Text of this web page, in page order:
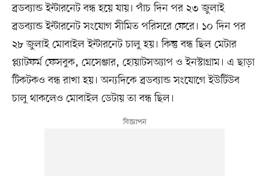
ব্রডব্যান্ড ইন্টারনেট বন্ধ হয়ে যায়। পাঁচ দিন পর ২৩ জুলাই
ব্রডব্যান্ড ইন্টারনেট সংযোগ সীমিত পরিসরে ফেরে। ১০ দিন পর
২৮ জুলাই মোবাইল ইন্টারনেট চালু হয়। কিন্তু বন্ধ ছিল মেটার
প্ল্যাটফর্ম ফেসবুক, মেসেঞ্জার, হোয়াটসঅ্যাপ ও ইনস্টাগ্রাম। এ ছাড়া
টিকটকও বন্ধ রাখা হয়। অন্যদিকে ব্রডব্যান্ড সংযোগে ইউটিউব
চালু থাকলেও মোবাইল ডেটায় তা বন্ধ ছিল।